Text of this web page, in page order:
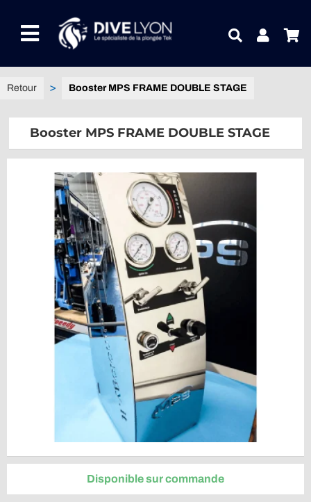
contenuToggle
Navigation
NOTRE UNIVERS PRODUITS
CONTACTEZ-NOUS
IDEES CADEAUX
Guides
Booster MPS FRAME DOUBLE STAGE
Booster MPS FRAME DOUBLE STAGE
Disponible sur commande